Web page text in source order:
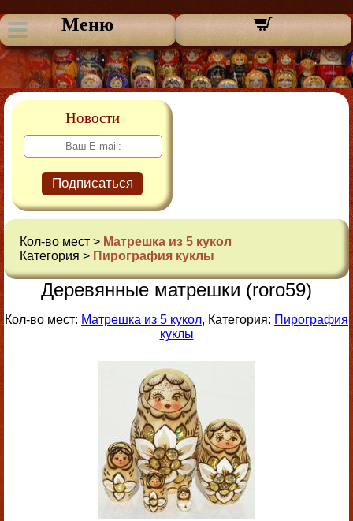
Меню
Новости
Подписаться
Кол-во мест > Матрешка из 5 кукол
Категория > Пирография куклы
Деревянные матрешки (roro59)
Кол-во мест: Матрешка из 5 кукол, Категория: Пирография
куклы